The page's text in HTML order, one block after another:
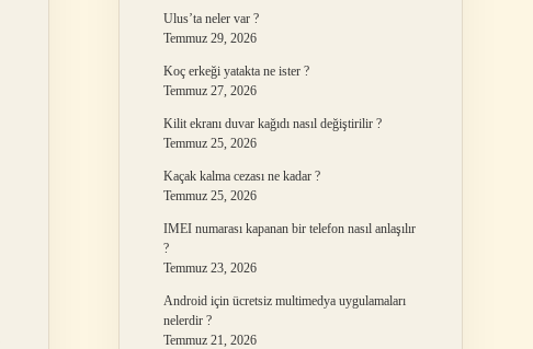
Ulus’ta neler var ?
Temmuz 29, 2026
Koç erkeği yatakta ne ister ?
Temmuz 27, 2026
Kilit ekranı duvar kağıdı nasıl değiştirilir ?
Temmuz 25, 2026
Kaçak kalma cezası ne kadar ?
Temmuz 25, 2026
IMEI numarası kapanan bir telefon nasıl anlaşılır
?
Temmuz 23, 2026
Android için ücretsiz multimedya uygulamaları
nelerdir ?
Temmuz 21, 2026